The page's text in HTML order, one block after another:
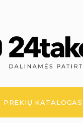
PREKIŲ KATALOGAS